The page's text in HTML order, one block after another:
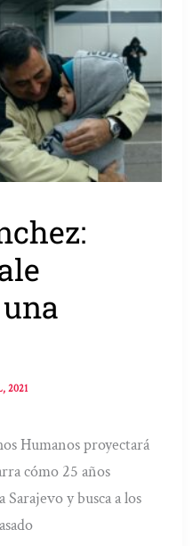
2021
Humanos proyectará
cómo 25 años
y busca a los